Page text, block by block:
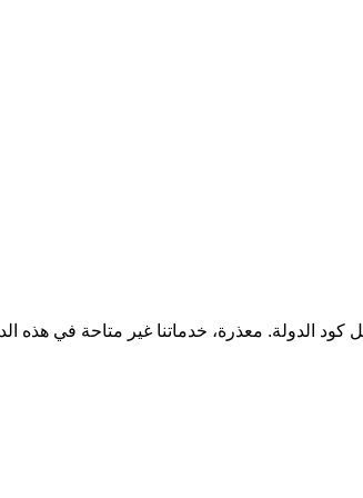
كود الدولة. معذرة، خدماتنا غير متاحة في هذه